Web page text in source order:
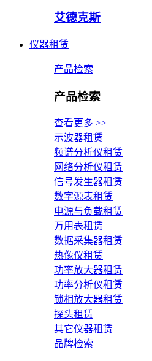
艾德克斯
仪器租赁
产品检索
产品检索
查看更多 >>
示波器租赁
频谱分析仪租赁
网络分析仪租赁
信号发生器租赁
数字源表租赁
电源与负载租赁
万用表租赁
数据采集器租赁
热像仪租赁
功率放大器租赁
功率分析仪租赁
锁相放大器租赁
探头租赁
其它仪器租赁
品牌检索